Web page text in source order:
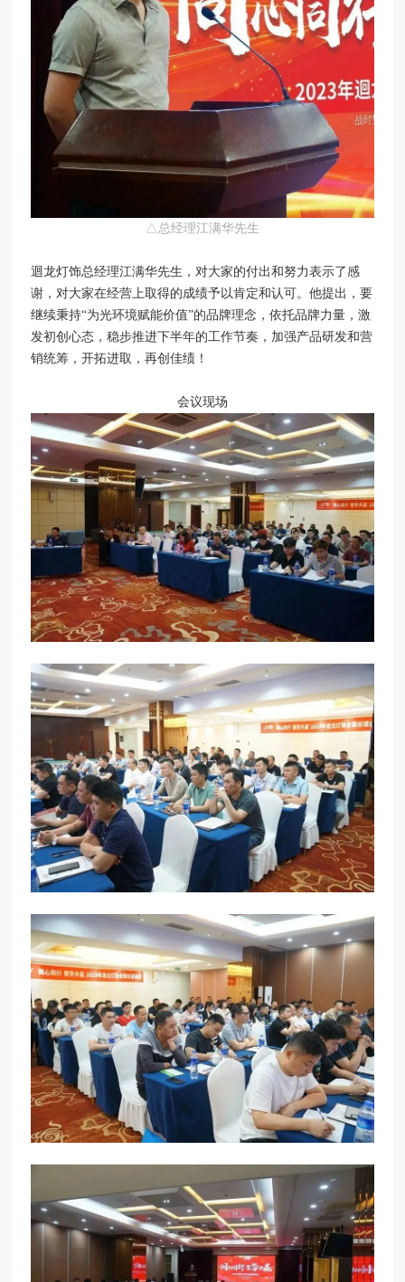
△总经理江满华先生
迴龙灯饰总经理江满华先生，对大家的付出和努力表示了感
谢，对大家在经营上取得的成绩予以肯定和认可。他提出，要
继续秉持“为光环境赋能价值”的品牌理念，依托品牌力量，激
发初创心态，稳步推进下半年的工作节奏，加强产品研发和营
销统筹，开拓进取，再创佳绩！
会议现场